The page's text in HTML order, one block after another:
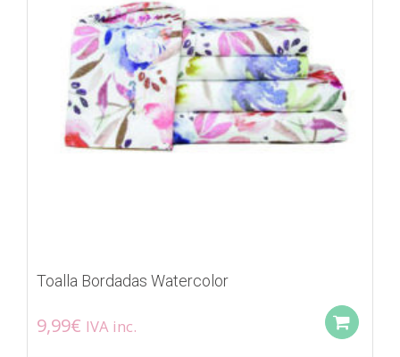
Toalla Bordadas Watercolor
9,99€ IVA inc.